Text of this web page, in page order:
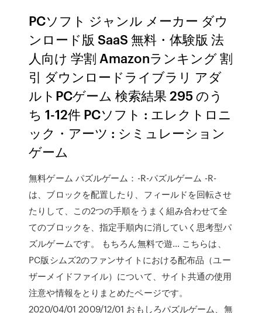
PCソフト ジャンル メーカー ダウ
ンロード版 SaaS 無料・体験版 法
人向け 学割 Amazonランキング 割
引 ダウンロードライブラリ アダ
ルトPCゲーム 検索結果 295 のう
ち 1-12件 PCソフト : エレクトロニ
ック・アーツ : シミュレーション
ゲーム
無料ゲーム パズルゲーム：-R-パズルゲーム -R-
は、ブロックを配置したり、フィールドを回転させ
たりして、この2つの手順をうまく組み合わせて全
てのブロックを、指定手順内に消していく思考型パ
ズルゲームです。 もちろん無料で遊… こちらは、
PC版シムズ2のファンサイトにおける配布品（ユー
ザーメイドファイル）について、サイト共通の使用
注意や情報をとりまとめたページです。
2020/04/01 2009/12/01 おもしろパズルゲーム、無